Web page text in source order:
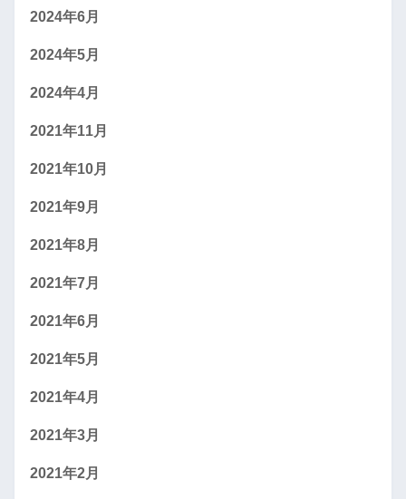
2024年6月
2024年5月
2024年4月
2021年11月
2021年10月
2021年9月
2021年8月
2021年7月
2021年6月
2021年5月
2021年4月
2021年3月
2021年2月